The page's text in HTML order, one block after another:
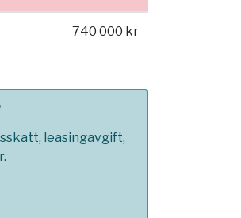
740 000 kr
leasingavgift,